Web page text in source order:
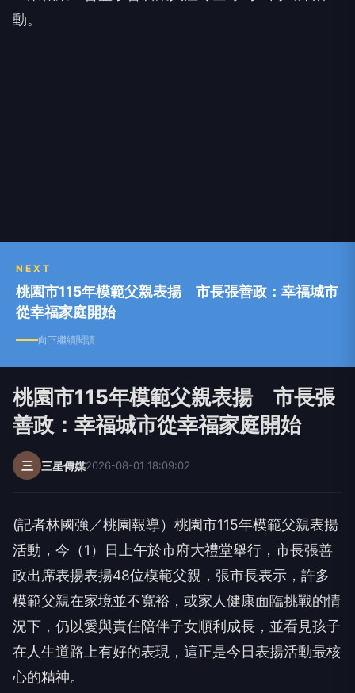
NEXT
桃園市115年模範父親表揚 市長張善政：幸福城市
從幸福家庭開始
向下繼續閱讀
桃園市115年模範父親表揚 市長張
善政：幸福城市從幸福家庭開始
三
活動，今（1）日上午於市府大禮堂舉行，市長張善
政出席表揚表揚48位模範父親，張市長表示，許多
模範父親在家境並不寬裕，或家人健康面臨挑戰的情
況下，仍以愛與責任陪伴子女順利成長，並看見孩子
在人生道路上有好的表現，這正是今日表揚活動最核
心的精神。